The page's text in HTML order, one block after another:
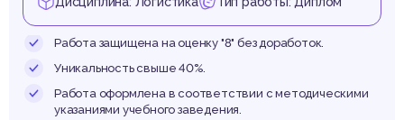
Работа защищена на оценку "8" без доработок.
Уникальность свыше 40%.
Работа оформлена в соответствии с методическими
указаниями учебного заведения.